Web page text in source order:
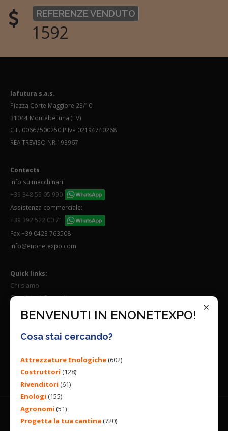
×
BENVENUTI IN ENONETEXPO!
Cosa stai cercando?
Attrezzature Enologiche(602)
Costruttori (128)
Rivenditori (61)
Enologi (155)
Agronomi (51)
Progetta la tua cantina (720)
REFERENZE VENDUTO
1592
lafutura s.a.s.
Piazza Corte Maggiore 23/10
31044 Montebelluna (TV)
C.F. 00667500250 P.Iva 02194740268
REA TREVISO NR.193967
Contacts
Info su macchinari:
+39 348 59 05 990
Assistenza commerciale:
+39 392 522 00 71
Fax +39 0423 763508
info@enonetexpo.com
Quick links:
Chi siamo
Condizioni Generali
Lavora con noi
Seguici su:
© 2026 ENGINEERING BY